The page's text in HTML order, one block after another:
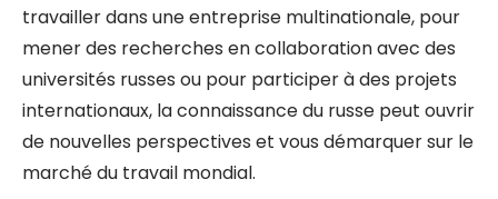
travailler dans une entreprise multinationale, pour
mener des recherches en collaboration avec des
universités russes ou pour participer à des projets
internationaux, la connaissance du russe peut ouvrir
de nouvelles perspectives et vous démarquer sur le
marché du travail mondial.